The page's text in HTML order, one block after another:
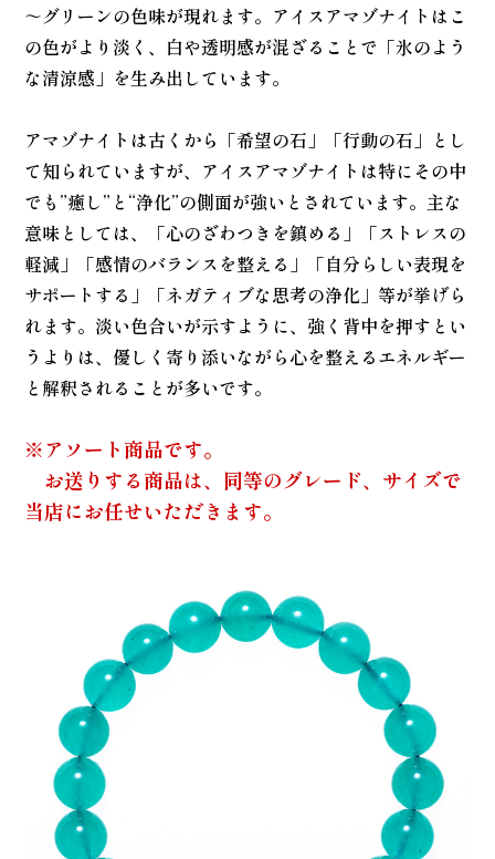
～グリーンの色味が現れます。アイスアマゾナイトはこ
の色がより淡く、白や透明感が混ざることで「氷のよう
な清涼感」を生み出しています。
アマゾナイトは古くから「希望の石」「行動の石」とし
て知られていますが、アイスアマゾナイトは特にその中
でも”癒し”と“浄化”の側面が強いとされています。主な
意味としては、「心のざわつきを鎮める」「ストレスの
軽減」「感情のバランスを整える」「自分らしい表現を
サポートする」「ネガティブな思考の浄化」等が挙げら
れます。淡い色合いが示すように、強く背中を押すとい
うよりは、優しく寄り添いながら心を整えるエネルギー
と解釈されることが多いです。
※アソート商品です。
お送りする商品は、同等のグレード、サイズで
当店にお任せいただきます。